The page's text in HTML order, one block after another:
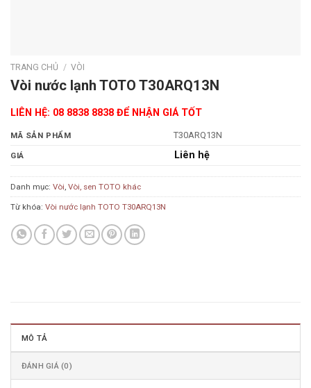
TRANG CHỦ / VÒI
Vòi nước lạnh TOTO T30ARQ13N
LIÊN HỆ: 08 8838 8838 ĐỂ NHẬN GIÁ TỐT
MÃ SẢN PHẨM T30ARQ13N
GIÁ Liên hệ
Danh mục: Vòi Vòi, sen TOTO khác
Từ khóa: Vòi nước lạnh TOTO T30ARQ13N
MÔ TẢ
ĐÁNH GIÁ (0)